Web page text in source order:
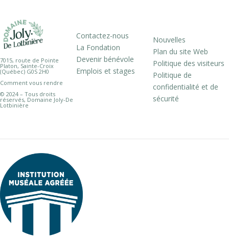
7015, route de Pointe
Platon, Sainte-Croix
(Québec) G0S 2H0
Comment vous rendre
© 2024 – Tous droits
réservés, Domaine Joly-De
Lotbinière
Contactez-nous
La Fondation
Devenir bénévole
Emplois et stages
Nouvelles
Plan du site Web
Politique des visiteurs
Politique de
confidentialité et de
sécurité